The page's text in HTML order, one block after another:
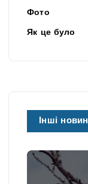
Фото
Як це було
Інші